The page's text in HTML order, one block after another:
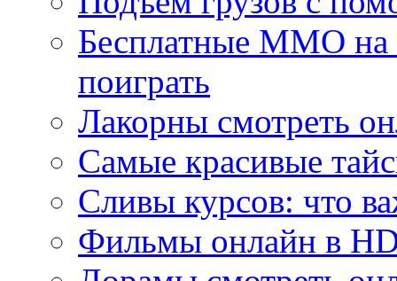
Бесплатные MMO
поиграть
Лакорны смотреть
Самые красивые
Сливы курсов: что
Фильмы онлайн в